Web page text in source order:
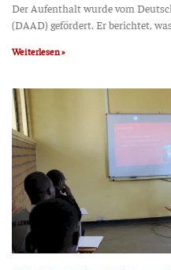
Der Auf­ent­halt wur­de vom
(DAAD) geför­dert. Er berich­tet,
Weiterlesen »